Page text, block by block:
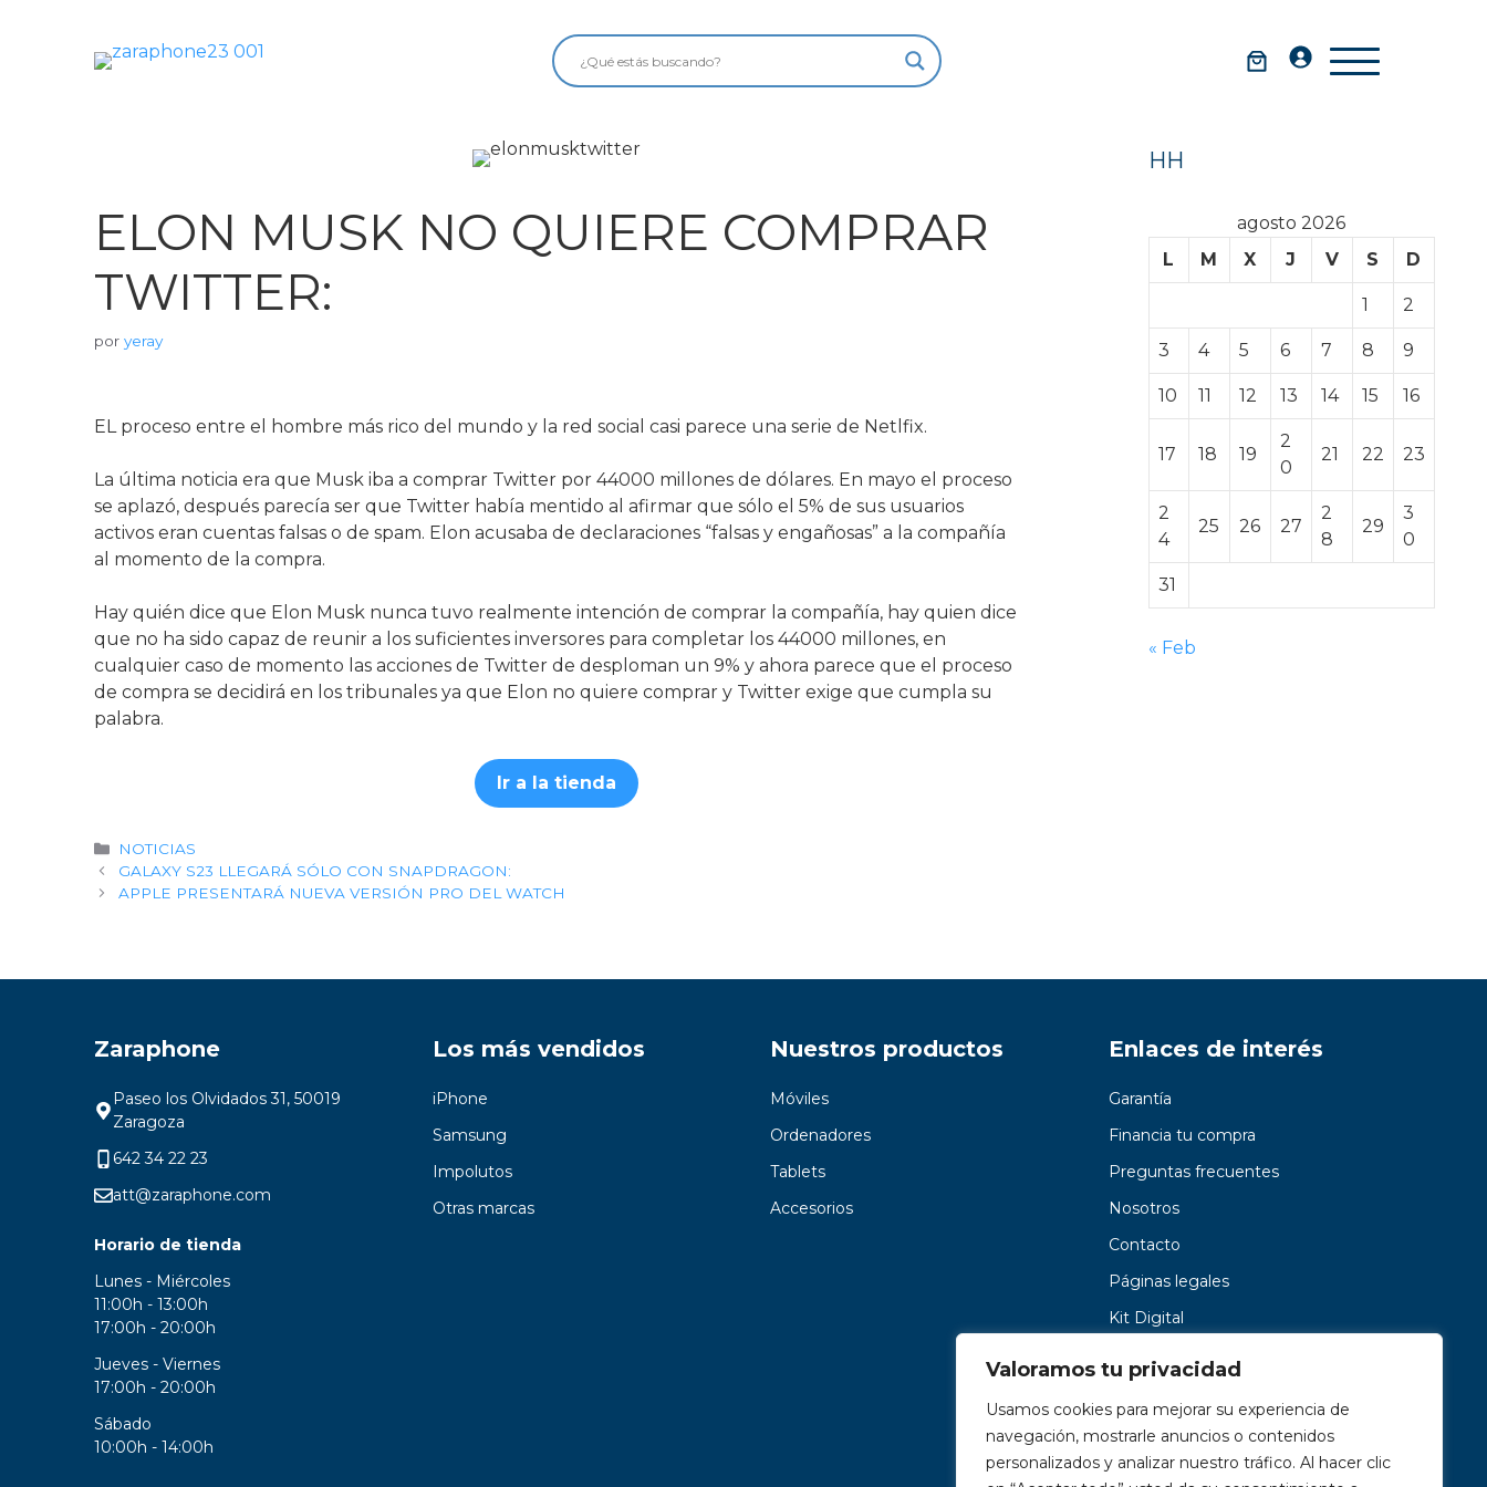
Valoramos tu privacidad
Usamos cookies para mejorar su experiencia de
navegación, mostrarle anuncios o contenidos
personalizados y analizar nuestro tráfico. Al hacer clic
ELON MUSK NO QUIERE COMPRAR
TWITTER:
por yeray
EL proceso entre el hombre más rico del mundo y la red social casi parece una serie de Netlfix.
La última noticia era que Musk iba a comprar Twitter por 44000 millones de dólares. En mayo el proceso
se aplazó, después parecía ser que Twitter había mentido al afirmar que sólo el 5% de sus usuarios
activos eran cuentas falsas o de spam. Elon acusaba de declaraciones “falsas y engañosas” a la compañía
al momento de la compra.
Hay quién dice que Elon Musk nunca tuvo realmente intención de comprar la compañía, hay quien dice
que no ha sido capaz de reunir a los suficientes inversores para completar los 44000 millones, en
cualquier caso de momento las acciones de Twitter de desploman un 9% y ahora parece que el proceso
de compra se decidirá en los tribunales ya que Elon no quiere comprar y Twitter exige que cumpla su
palabra.
Ir a la tienda
Categorías
NOTICIAS
GALAXY S23 LLEGARÁ SÓLO CON SNAPDRAGON:
APPLE PRESENTARÁ NUEVA VERSIÓN PRO DEL WATCH
HH
agosto 2026
L
M X J V S D
1 2
3 4 5 6 7 8 9
10 11 12 13 14 15 16
17 18 19
2
0
21 22 23
2
4
25 26 27
2
8
29
3
0
31
« Feb
Zaraphone
Paseo los Olvidados 31, 50019
Zaragoza
642 34 22 23
att@zaraphone.com
Horario de tienda
Lunes - Miércoles
11:00h - 13:00h
17:00h - 20:00h
Jueves - Viernes
17:00h - 20:00h
Sábado
10:00h - 14:00h
Los más vendidos
iPhone
Samsung
Impolutos
Otras marcas
Nuestros productos
Móviles
Ordenadores
Tablets
Accesorios
Enlaces de interés
Garantía
Financia tu compra
Preguntas frecuentes
Nosotros
Contacto
Páginas legales
Kit Digital
Relojes
Tablets
Ordenadores
Audio
Accesorios
Garantía Zaraphone